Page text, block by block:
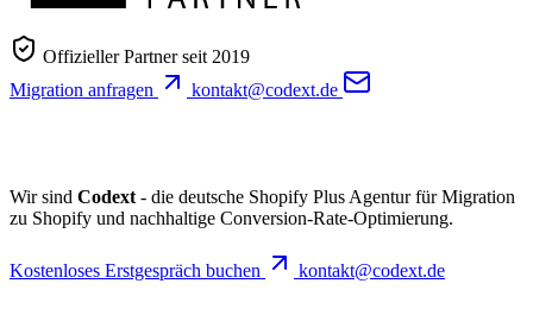
Offizieller Partner seit 2019
Migration anfragen
kontakt@codext.de
Wir sind Codext - die deutsche Shopify Plus Agentur für Migration
zu Shopify und nachhaltige Conversion-Rate-Optimierung.
Kostenloses Erstgespräch buchen kontakt@codext.de